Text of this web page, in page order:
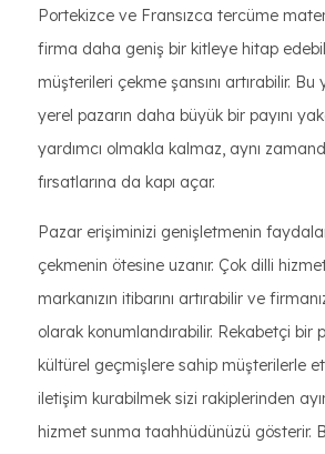
Portekizce ve Fransızca tercüme
firma daha geniş bir kitleye hitap
müşterileri çekme şansını artırabilir.
yerel pazarın daha büyük bir payını
yardımcı olmakla kalmaz, aynı
fırsatlarına da kapı açar.
Pazar erişiminizi genişletmenin
çekmenin ötesine uzanır. Çok dilli
markanızın itibarını artırabilir ve
olarak konumlandırabilir. Rekabetçi bir
kültürel geçmişlere sahip müşterilerle
iletişim kurabilmek sizi rakiplerinden
hizmet sunma taahhüdünüzü gösterir.